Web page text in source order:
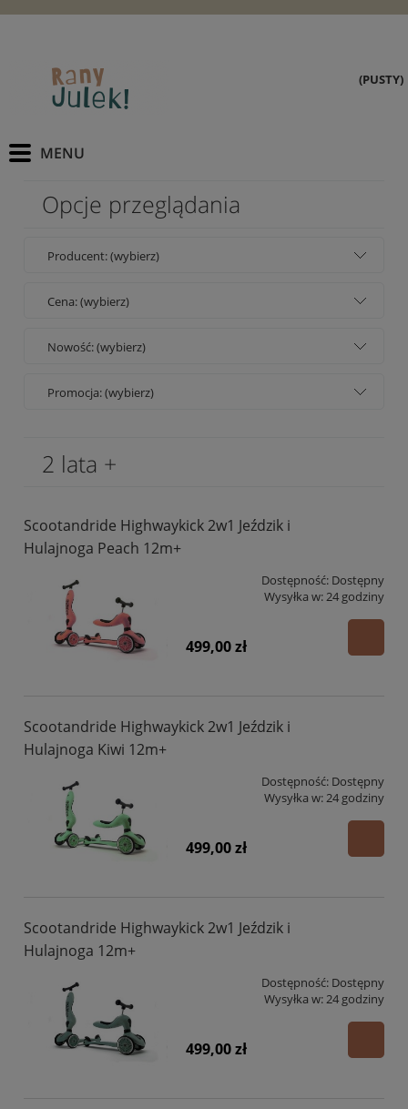
(PUSTY)
Opcje przeglądania
Producent: (wybierz)
Cena: (wybierz)
Nowość: (wybierz)
Promocja: (wybierz)
2 lata +
Scootandride Highwaykick 2w1 Jeździk i
Hulajnoga Peach 12m+
Dostępność: Dostępny
Wysyłka w:24 godziny
499,00 zł
Scootandride Highwaykick 2w1 Jeździk i
Hulajnoga Kiwi 12m+
Dostępność: Dostępny
Wysyłka w:24 godziny
499,00 zł
Scootandride Highwaykick 2w1 Jeździk i
Hulajnoga 12m+
Dostępność: Dostępny
Wysyłka w: 24 godziny
499,00 zł